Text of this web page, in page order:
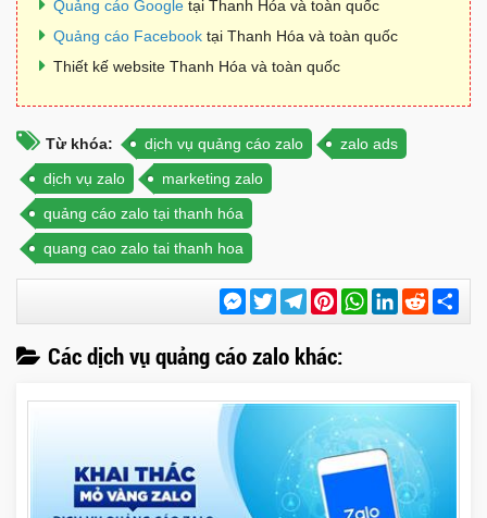
Quảng cáo Google tại Thanh Hóa và toàn quốc
Quảng cáo Facebook tại Thanh Hóa và toàn quốc
Thiết kế website Thanh Hóa và toàn quốc
Từ khóa: dịch vụ quảng cáo zalo
zalo ads
dịch vụ zalo
marketing zalo
quảng cáo zalo tại thanh hóa
quang cao zalo tai thanh hoa
Messenger
TwitterTelegramPinterestWhatsApp
LinkedInReddit
Các dịch vụ quảng cáo zalo khác: